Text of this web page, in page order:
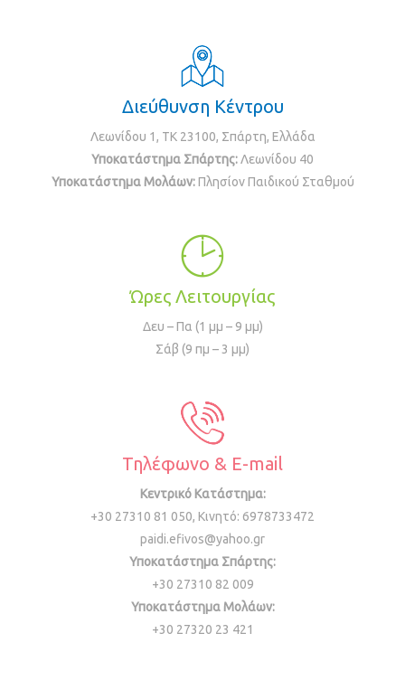
Διεύθυνση Κέντρου
Λεωνίδου 1, ΤΚ 23100, Σπάρτη, Ελλάδα
Υποκατάστημα Σπάρτης:Λεωνίδου 40
Υποκατάστημα Μολάων:Πλησίον Παιδικού Σταθμού
Ώρες Λειτουργίας
Δευ – Πα (1 μμ – 9 μμ)
Σάβ (9 πμ – 3 μμ)
Τηλέφωνο & E-mail
Κεντρικό Κατάστημα:
+30 27310 81 050, Κινητό: 6978733472
paidi.efivos@yahoo.gr
Υποκατάστημα Σπάρτης:
+30 27310 82 009
Υποκατάστημα Μολάων:
+30 27320 23 421